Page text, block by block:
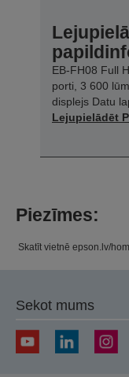
EB-FH08 Full
porti, 3 600
displejs Datu
Lejupielādēt
Piezīmes:
Skatīt vietnē epson.lv/
Sekot mums